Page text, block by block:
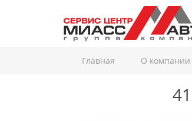
Главная О компании